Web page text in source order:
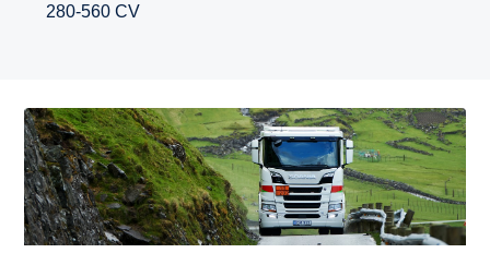
280-560 CV